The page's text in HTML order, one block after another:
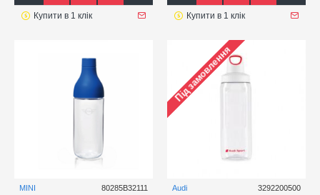
Купити в 1 клік Купити в 1 клік
MINI 80285B32111
Під замовлення
Audi 3292200500